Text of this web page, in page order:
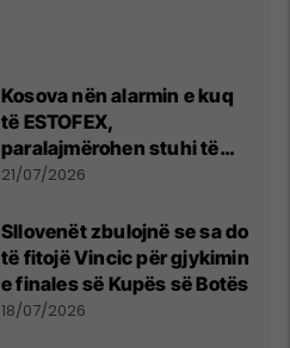
Kosova nën alarmin e kuq
të ESTOFEX,
paralajmërohen stuhi të
fuqishme me breshër dhe
21/07/2026
Sllovenët zbulojnë se sa do
të fitojë Vincic për gjykimin
e finales së Kupës së Botës
18/07/2026